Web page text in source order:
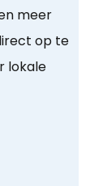
meer
op te
lokale